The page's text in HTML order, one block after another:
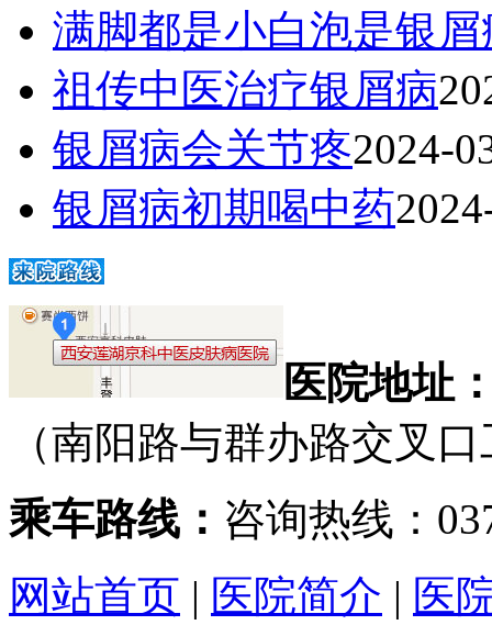
满脚都是小白泡是银屑
祖传中医治疗银屑病
银屑病会关节疼2024-
银屑病初期喝中药
医院地址
（南阳路与群办路交叉
乘车路线： 咨询热线：
网站首页 | 医院简介 | 医